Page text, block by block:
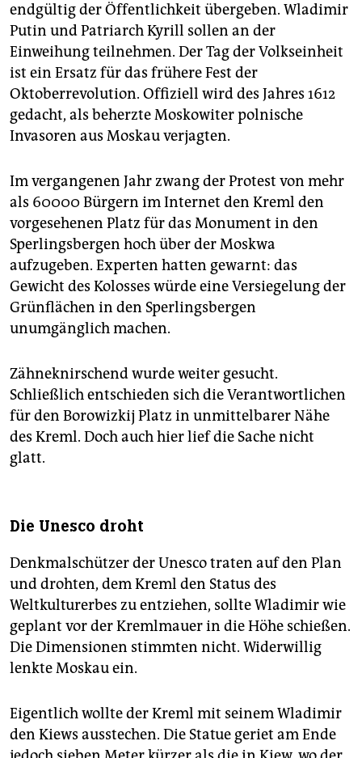
endgültig der Öffentlichkeit übergeben. Wladimir
Putin und Patriarch Kyrill sollen an der
Einweihung teilnehmen. Der Tag der Volkseinheit
ist ein Ersatz für das frühere Fest der
Oktoberrevolution. Offiziell wird des Jahres 1612
gedacht, als beherzte Moskowiter polnische
Invasoren aus Moskau verjagten.
Im vergangenen Jahr zwang der Protest von mehr
als 60000 Bürgern im Internet den Kreml den
vorgesehenen Platz für das Monument in den
Sperlingsbergen hoch über der Moskwa
aufzugeben. Experten hatten gewarnt: das
Gewicht des Kolosses würde eine Versiegelung der
Grünflächen in den Sperlingsbergen
unumgänglich machen.
Zähneknirschend wurde weiter gesucht.
Schließlich entschieden sich die Verantwortlichen
für den Borowizkij Platz in unmittelbarer Nähe
des Kreml. Doch auch hier lief die Sache nicht
glatt.
Die Unesco droht
Denkmalschützer der Unesco traten auf den Plan
und drohten, dem Kreml den Status des
Weltkulturerbes zu entziehen, sollte Wladimir wie
geplant vor der Kremlmauer in die Höhe schießen.
Die Dimensionen stimmten nicht. Widerwillig
lenkte Moskau ein.
Eigentlich wollte der Kreml mit seinem Wladimir
den Kiews ausstechen. Die Statue geriet am Ende